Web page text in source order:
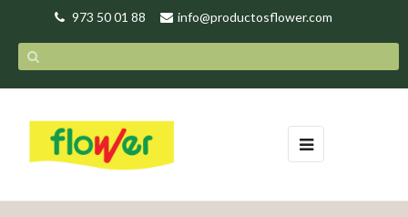
973 50 01 88 info@productosflower.com
Navegación
de
☰